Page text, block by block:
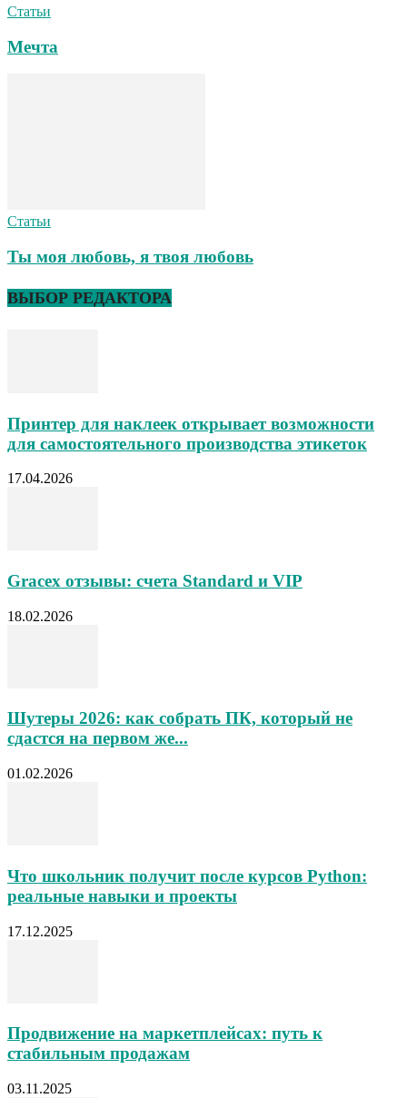
Статьи
Мечта
Статьи
Ты моя любовь, я твоя любовь
ВЫБОР РЕДАКТОРА
Принтер для наклеек открывает возможности
для самостоятельного производства этикеток
17.04.2026
Gracex отзывы: счета Standard и VIP
18.02.2026
Шутеры 2026: как собрать ПК, который не
сдастся на первом же...
01.02.2026
Что школьник получит после курсов Python:
реальные навыки и проекты
17.12.2025
Продвижение на маркетплейсах: путь к
стабильным продажам
03.11.2025